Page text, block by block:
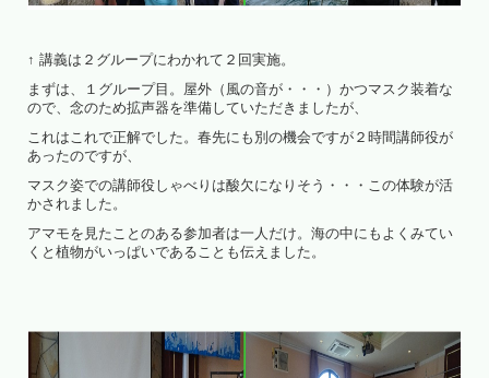
↑ 講義は２グループにわかれて２回実施。
まずは、１グループ目。屋外（風の音が・・・）かつマスク装着な
ので、念のため拡声器を準備していただきましたが、
これはこれで正解でした。春先にも別の機会ですが２時間講師役が
あったのですが、
マスク姿での講師役しゃべりは酸欠になりそう・・・この体験が活
かされました。
アマモを見たことのある参加者は一人だけ。海の中にもよくみてい
くと植物がいっぱいであることも伝えました。